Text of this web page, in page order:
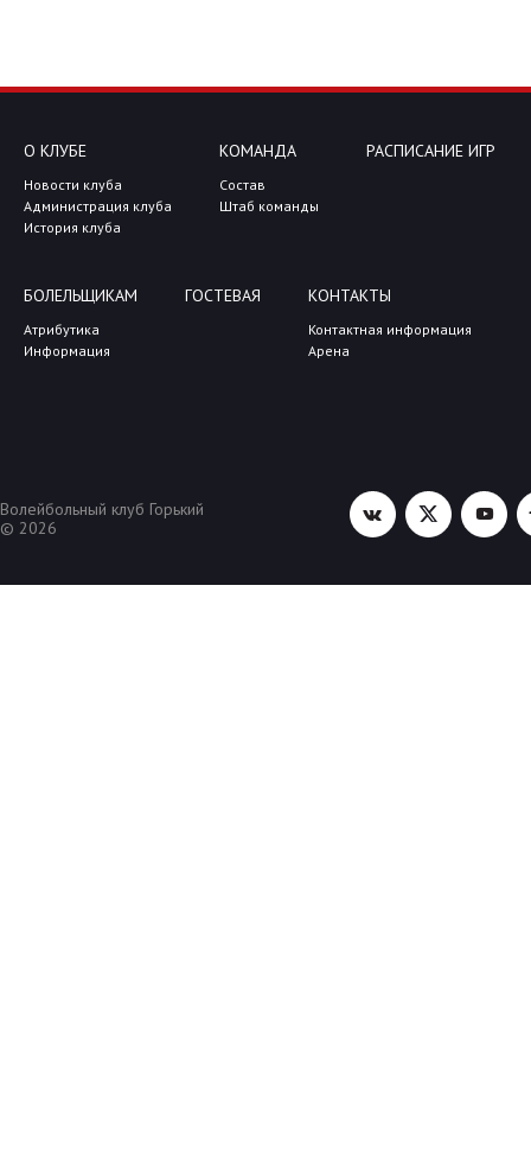
О КЛУБЕ
Новости клуба
Администрация клуба
История клуба
КОМАНДА
Состав
Штаб команды
РАСПИСАНИЕ ИГР
БОЛЕЛЬЩИКАМ
Атрибутика
Информация
ГОСТЕВАЯ КОНТАКТЫ
Контактная информация
Арена
Волейбольный клуб Горький
© 2026